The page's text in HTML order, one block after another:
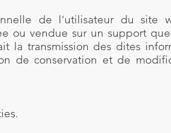
de l'utilisateur du site
ou vendue sur un support
la transmission des dites
de conservation et de